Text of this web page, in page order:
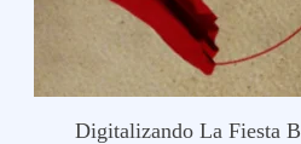
Digitalizando La Fiesta